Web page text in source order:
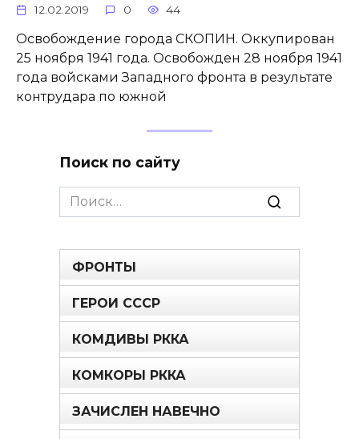
12.02.2019 0 44
Освобождение города СКОПИН. Оккупирован
25 ноября 1941 года. Освобожден 28 ноября 1941
года войсками Западного фронта в результате
контрудара по южной
Поиск по сайту
Search
for:
ФРОНТЫ
ГЕРОИ СССР
КОМДИВЫ РККА
КОМКОРЫ РККА
ЗАЧИСЛЕН НАВЕЧНО